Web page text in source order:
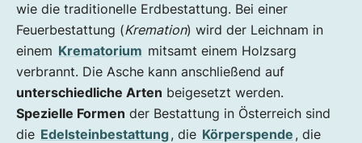
wie die traditionelle Erdbestattung. Bei einer
Feuerbestattung (Kremation) wird der Leichnam in
einem Krematorium mitsamt einem Holzsarg
verbrannt. Die Asche kann anschließend auf
unterschiedliche Arten beigesetzt werden.
Spezielle Formen der Bestattung in Österreich sind
die Edelsteinbestattung, die Körperspende , die